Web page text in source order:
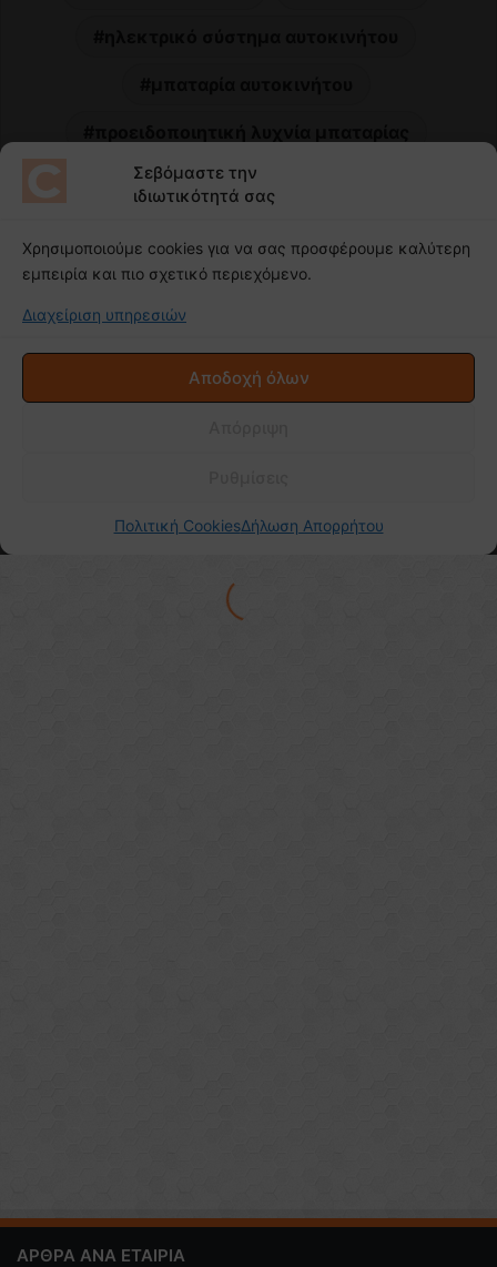
ΑΡΘΡΑ ΑΝΑ ΕΤΑΙΡΙΑ